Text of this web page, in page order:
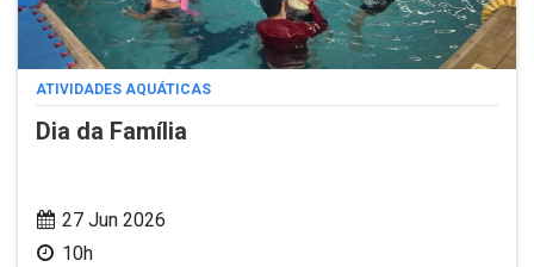
ATIVIDADES AQUÁTICAS
Dia da Família
27 Jun 2026
10h